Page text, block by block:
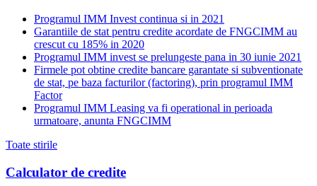
Programul IMM Invest continua si in 2021
Garantiile de stat pentru credite acordate de FNGCIMM au
crescut cu 185% in 2020
Programul IMM invest se prelungeste pana in 30 iunie 2021
Firmele pot obtine credite bancare garantate si subventionate
de stat, pe baza facturilor (factoring), prin programul IMM
Factor
Programul IMM Leasing va fi operational in perioada
urmatoare, anunta FNGCIMM
Toate stirile
Calculator de credite